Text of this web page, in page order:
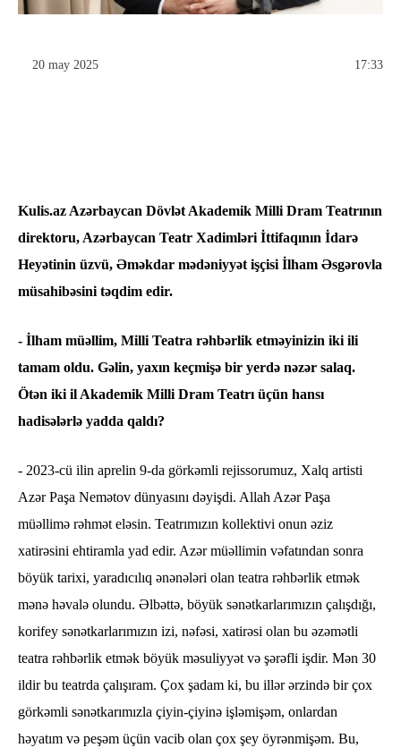
20 may 2025 17:33
Kulis.az Azərbaycan Dövlət Akademik Milli Dram Teatrının
direktoru, Azərbaycan Teatr Xadimləri İttifaqının İdarə
Heyətinin üzvü, Əməkdar mədəniyyət işçisi İlham Əsgərovla
müsahibəsini təqdim edir.
- İlham müəllim, Milli Teatra rəhbərlik etməyinizin iki ili
tamam oldu. Gəlin, yaxın keçmişə bir yerdə nəzər salaq.
Ötən iki il Akademik Milli Dram Teatrı üçün hansı
hadisələrlə yadda qaldı?
- 2023-cü ilin aprelin 9-da görkəmli rejissorumuz, Xalq artisti
Azər Paşa Nemətov dünyasını dəyişdi. Allah Azər Paşa
müəllimə rəhmət eləsin. Teatrımızın kollektivi onun əziz
xatirəsini ehtiramla yad edir. Azər müəllimin vəfatından sonra
böyük tarixi, yaradıcılıq ənənələri olan teatra rəhbərlik etmək
mənə həvalə olundu. Əlbəttə, böyük sənətkarlarımızın çalışdığı,
korifey sənətkarlarımızın izi, nəfəsi, xatirəsi olan bu əzəmətli
teatra rəhbərlik etmək böyük məsuliyyət və şərəfli işdir. Mən 30
ildir bu teatrda çalışıram. Çox şadam ki, bu illər ərzində bir çox
görkəmli sənətkarımızla çiyin-çiyinə işləmişəm, onlardan
həyatım və peşəm üçün vacib olan çox şey öyrənmişəm. Bu,